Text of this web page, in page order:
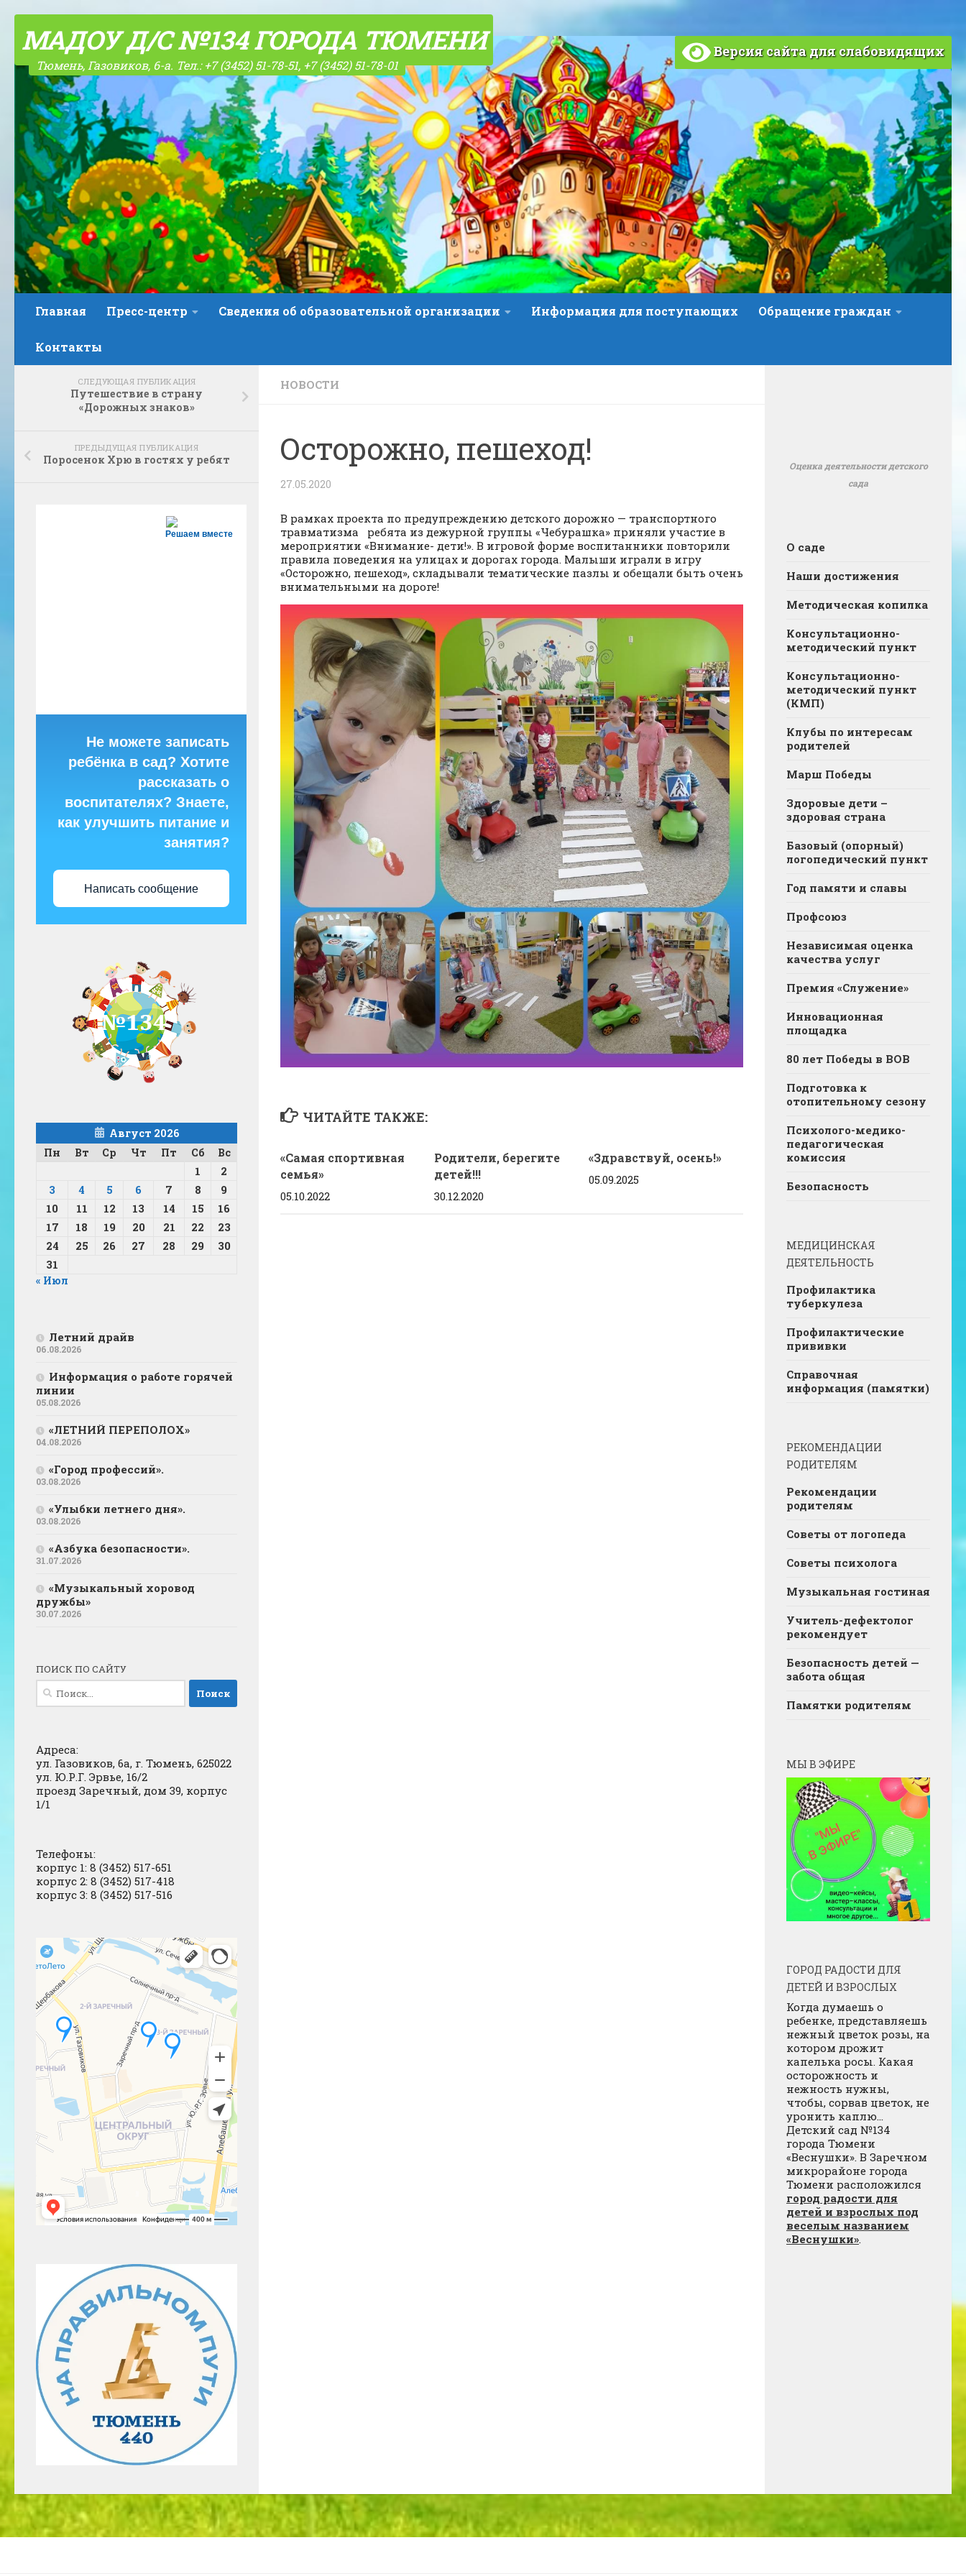
МАДОУ Д/С №134 ГОРОДА ТЮМЕНИ
Тюмень, Газовиков, 6-а. Тел.: +7 (3452) 51-78-51, +7 (3452) 51-78-01
Версия сайта для слабовидящих
Главная Пресс-центр Сведения об образовательной организации Информация для поступающих Обращение граждан
Контакты
НОВОСТИ
Осторожно, пешеход!
27.05.2020
В рамках проекта по предупреждению детского дорожно — транспортного
травматизма ребята из дежурной группы «Чебурашка» приняли участие в
мероприятии «Внимание- дети!». В игровой форме воспитанники повторили
правила поведения на улицах и дорогах города. Малыши играли в игру
«Осторожно, пешеход», складывали тематические пазлы и обещали быть очень
внимательными на дороге!
ЧИТАЙТЕ ТАКЖЕ:
«Самая спортивная
семья»
05.10.2022
Родители, берегите
детей!!!
30.12.2020
«Здравствуй, осень!»
05.09.2025
СЛЕДУЮЩАЯ ПУБЛИКАЦИЯ
Путешествие в страну
«Дорожных знаков»
ПРЕДЫДУЩАЯ ПУБЛИКАЦИЯ
Поросенок Хрю в гостях у ребят
Решаем вместе
Не можете записать
ребёнка в сад? Хотите
рассказать о
воспитателях? Знаете,
как улучшить питание и
занятия?
Написать сообщение
Август 2026
Пн
Вт Ср Чт Пт Сб Вс
1
2
3
4 5 6 7 8
9
10
11 12 13 14 15
16
17
18 19 20 21 22
23
24
25 26 27 28 29
30
31
« Июл
Летний драйв
06.08.2026
Информация о работе горячей
линии
05.08.2026
«ЛЕТНИЙ ПЕРЕПОЛОХ»
04.08.2026
«Город профессий».
03.08.2026
«Улыбки летнего дня».
03.08.2026
«Азбука безопасности».
31.07.2026
«Музыкальный хоровод
дружбы»
30.07.2026
ПОИСК ПО САЙТУ
Найти:
Адреса:
ул. Газовиков, 6а, г. Тюмень, 625022
ул. Ю.Р.Г. Эрвье, 16/2
проезд Заречный, дом 39, корпус
1/1
Телефоны:
корпус 1: 8 (3452) 517-651
корпус 2: 8 (3452) 517-418
корпус 3: 8 (3452) 517-516
Оценка деятельности детского
сада
О саде
Наши достижения
Методическая копилка
Консультационно-
методический пункт
Консультационно-
методический пункт
(КМП)
Клубы по интересам
родителей
Марш Победы
Здоровые дети –
здоровая страна
Базовый (опорный)
логопедический пункт
Год памяти и славы
Профсоюз
Независимая оценка
качества услуг
Премия «Служение»
Инновационная
площадка
80 лет Победы в ВОВ
Подготовка к
отопительному сезону
Психолого-медико-
педагогическая
комиссия
Безопасность
МЕДИЦИНСКАЯ
ДЕЯТЕЛЬНОСТЬ
Профилактика
туберкулеза
Профилактические
прививки
Справочная
информация (памятки)
РЕКОМЕНДАЦИИ
РОДИТЕЛЯМ
Рекомендации
родителям
Советы от логопеда
Советы психолога
Музыкальная гостиная
Учитель-дефектолог
рекомендует
Безопасность детей —
забота общая
Памятки родителям
МЫ В ЭФИРЕ
ГОРОД РАДОСТИ ДЛЯ
ДЕТЕЙ И ВЗРОСЛЫХ
Когда думаешь о
ребенке, представляешь
нежный цветок розы, на
котором дрожит
капелька росы. Какая
осторожность и
нежность нужны,
чтобы, сорвав цветок, не
уронить каплю…
Детский сад №134
города Тюмени
«Веснушки». В Заречном
микрорайоне города
Тюмени расположился
город радости для
детей и взрослых под
веселым названием
«Веснушки».